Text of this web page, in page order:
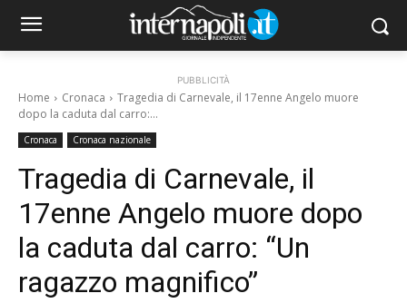
PUBBLICITÀ
Home Cronaca
Tragedia di Carnevale, il 17enne Angelo muore
dopo la caduta dal carro:...
Cronaca Cronaca nazionale
Tragedia di Carnevale, il
17enne Angelo muore dopo
la caduta dal carro: “Un
ragazzo magnifico”